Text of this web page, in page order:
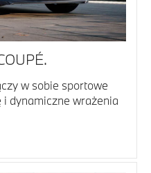
w sobie sportowe
dynamiczne wrażenia